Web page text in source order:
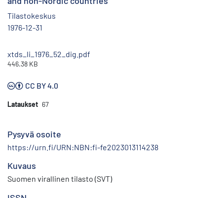
Tilastokeskus
1976-12-31
xtds_li_1976_52_dig.pdf
446.38 KB
CC BY 4.0
Lataukset 67
Pysyvä osoite
https://urn.fi/URN:NBN:fi-fe2023013114238
Kuvaus
Suomen virallinen tilasto (SVT)